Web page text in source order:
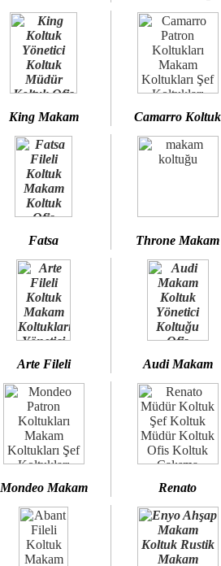
King Makam Camarro Koltuk
Fatsa Throne Makam
Arte Fileli Audi Makam
Mondeo Makam Renato